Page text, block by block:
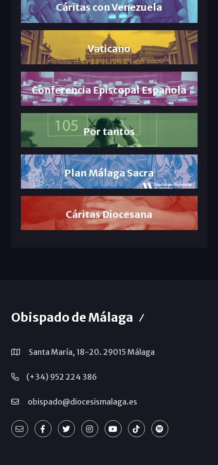
Cáritas con Venezuela
Vaticano
Conferencia Episcopal Española
Por tantos
Plan Málaga Sacra
Cáritas Diocesana
Obispado de Málaga
Santa María, 18-20. 29015 Málaga
(+34) 952 224 386
obispado@diocesismalaga.es